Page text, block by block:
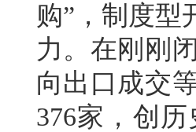
购”，制度型
力。在刚刚
向出口成交
376家，创